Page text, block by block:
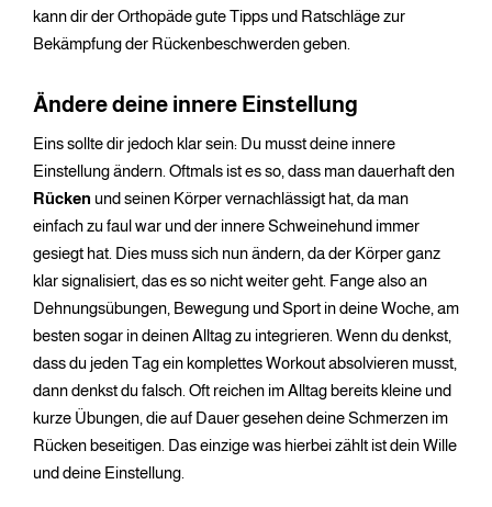
kann dir der Orthopäde gute Tipps und Ratschläge zur
Bekämpfung der Rückenbeschwerden geben.
Ändere deine innere Einstellung
Eins sollte dir jedoch klar sein: Du musst deine innere
Einstellung ändern. Oftmals ist es so, dass man dauerhaft den
Rücken und seinen Körper vernachlässigt hat, da man
einfach zu faul war und der innere Schweinehund immer
gesiegt hat. Dies muss sich nun ändern, da der Körper ganz
klar signalisiert, das es so nicht weiter geht. Fange also an
Dehnungsübungen, Bewegung und Sport in deine Woche, am
besten sogar in deinen Alltag zu integrieren. Wenn du denkst,
dass du jeden Tag ein komplettes Workout absolvieren musst,
dann denkst du falsch. Oft reichen im Alltag bereits kleine und
kurze Übungen, die auf Dauer gesehen deine Schmerzen im
Rücken beseitigen. Das einzige was hierbei zählt ist dein Wille
und deine Einstellung.